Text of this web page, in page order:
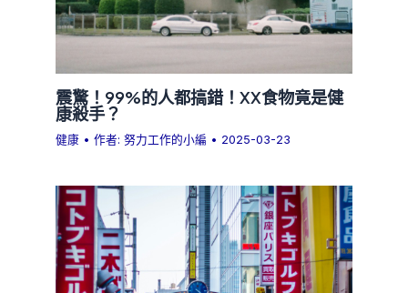
震驚！99%的人都搞錯！XX食物竟是健
康殺手？
健康 • 作者:努力工作的小編 • 2025-03-23